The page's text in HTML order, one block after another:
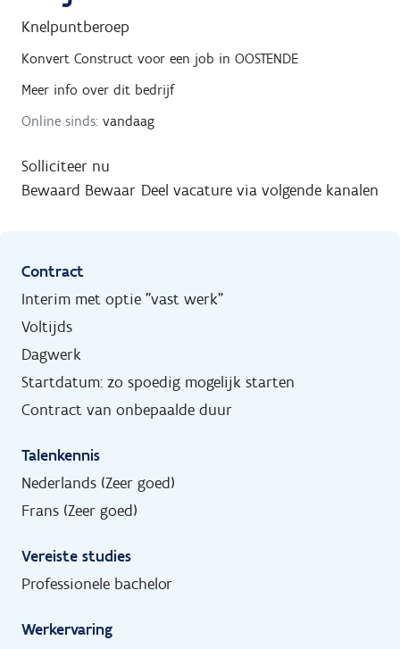
Knelpuntberoep
Konvert Construct voor een job in OOSTENDE
Meer info over dit bedrijf
Online sinds: vandaag
Solliciteer nu
Bewaard Bewaar Deel vacature via volgende kanalen
Contract
Interim met optie "vast werk"
Voltijds
Dagwerk
Startdatum: zo spoedig mogelijk starten
Contract van onbepaalde duur
Talenkennis
Nederlands (Zeer goed)
Frans (Zeer goed)
Vereiste studies
Professionele bachelor
Werkervaring